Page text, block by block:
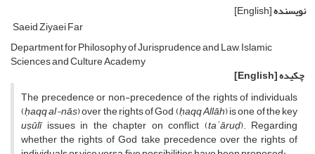
نویسنده[English]
Saeid Ziyaei Far
Department for Philosophy of Jurisprudence and Law, Islamic
Sciences and Culture Academy
چکیده[English]
The precedence or non-precedence of the rights of individuals
(ḥaqq al-nās) over the rights of God (ḥaqq Allāh) is one of the key
uṣūlīissues in the chapter on conflict (taʿāruḍ). Regarding
whether the rights of God take precedence over the rights of